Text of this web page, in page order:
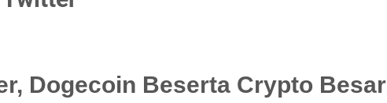
Dogecoin Beserta Crypto Besar